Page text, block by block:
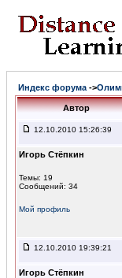
Индекс форума ->
Автор
12.10.2010 15:26:39
Игорь Стёпкин
Темы: 19
Сообщений: 34
Мой профиль
12.10.2010 19:39:21
Игорь Стёпкин